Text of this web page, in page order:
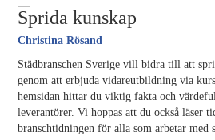
Sprida kunskap
Christina Rösand
Städbranschen Sverige vill bidra till att
genom att erbjuda vidareutbildning via
hemsidan hittar du viktig fakta och
leverantörer. Vi hoppas att du också läser
branschtidningen för alla som arbetar med